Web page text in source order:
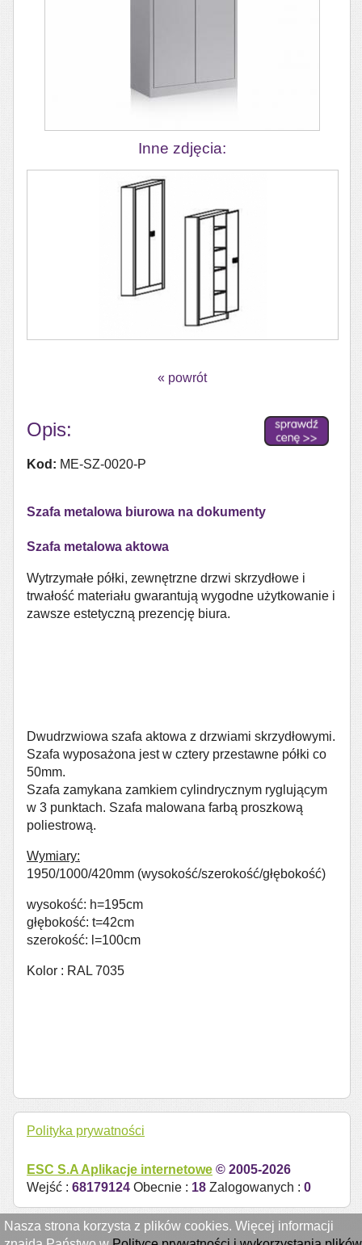
Inne zdjęcia:
« powrót
Opis:
Kod: ME-SZ-0020-P
Szafa metalowa biurowa na dokumenty
Szafa metalowa aktowa
Wytrzymałe półki, zewnętrzne drzwi skrzydłowe i
trwałość materiału gwarantują wygodne użytkowanie i
zawsze estetyczną prezencję biura.
Dwudrzwiowa szafa aktowa z drzwiami skrzydłowymi.
Szafa wyposażona jest w cztery przestawne półki co
50mm.
Szafa zamykana zamkiem cylindrycznym ryglującym
w 3 punktach. Szafa malowana farbą proszkową
poliestrową.
Wymiary:
1950/1000/420mm (wysokość/szerokość/głębokość)
wysokość: h=195cm
głębokość: t=42cm
szerokość: l=100cm
Kolor : RAL 7035
Polityka prywatności
ESC S.A Aplikacje internetowe © 2005-2026
Wejść : 68179124 Obecnie : 18 Zalogowanych : 0
Nasza strona korzysta z plików cookies. Więcej informacji